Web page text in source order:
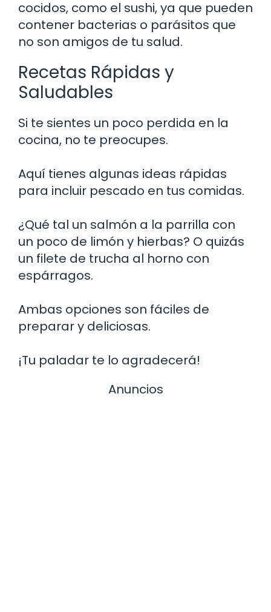
cocidos, como el sushi, ya que pueden
contener bacterias o parásitos que
no son amigos de tu salud.
Recetas Rápidas y
Saludables
Si te sientes un poco perdida en la
cocina, no te preocupes.
Aquí tienes algunas ideas rápidas
para incluir pescado en tus comidas.
¿Qué tal un salmón a la parrilla con
un poco de limón y hierbas? O quizás
un filete de trucha al horno con
espárragos.
Ambas opciones son fáciles de
preparar y deliciosas.
¡Tu paladar te lo agradecerá!
Anuncios